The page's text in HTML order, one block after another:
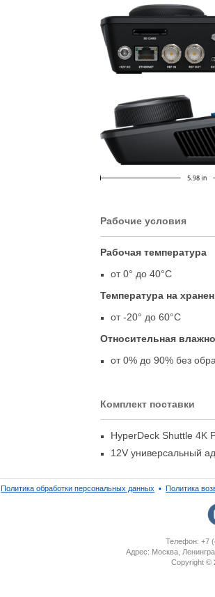
Рабочие условия
Рабочая температура
от 0° до 40°C
Температура на
от -20° до 60°C
Относительная
от 0% до 90% без
Комплект поставки
HyperDeck Shuttle 4K
12V универсальный
Политика обработки персональных данных ▪ Политика
Телефон: +7
Адрес: Москва,
Copyright ©